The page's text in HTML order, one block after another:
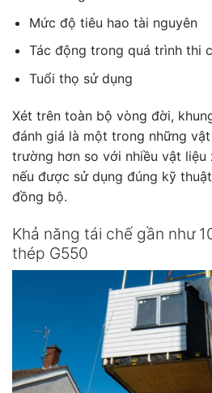
Mức độ tiêu hao tài nguyên
Tác động trong quá trình thi
Tuổi thọ sử dụng
Xét trên toàn bộ vòng đời,
đánh giá là một trong những
trường hơn so với nhiều vật
nếu được sử dụng đúng kỹ
đồng bộ.
Khả năng tái chế gần như
thép G550